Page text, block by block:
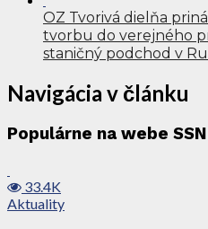
OZ Tvorivá dielňa
tvorbu do verejného
staničný podchod v
Navigácia v článku
Populárne na webe SSN
33.4K
Aktuality